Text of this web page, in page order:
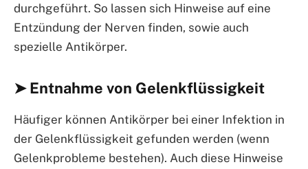
durchgeführt. So lassen sich Hinweise auf eine
Entzündung der Nerven finden, sowie auch
spezielle Antikörper.
➤ Entnahme von Gelenkflüssigkeit
Häufiger können Antikörper bei einer Infektion in
der Gelenkflüssigkeit gefunden werden (wenn
Gelenkprobleme bestehen). Auch diese Hinweise